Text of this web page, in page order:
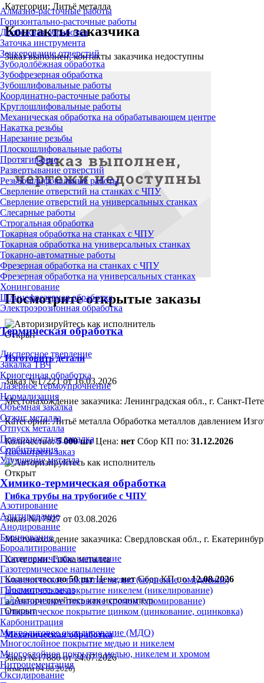
Алмазно-расточные работы
Горизонтально-расточные работы
Долбёжная обработка
Заточка инструмента
Зенкерование отверстий
Зубодолбёжная обработка
Зубофрезерная обработка
Зубошлифовальные работы
Координатно-расточные работы
Круглошлифовальные работы
Механическая обработка на обрабатывающем центре
Накатка резьбы
Нарезание резьбы
Плоскошлифовальные работы
Протягивание
Развертывание отверстий
Резьбошлифовальные работы
Сверление отверстий на станках с ЧПУ
Сверление отверстий на универсальных станках
Слесарные работы
Строгальная обработка
Токарная обработка на станках с ЧПУ
Токарная обработка на универсальных станках
Токарно-автоматные работы
Фрезерная обработка на станках с ЧПУ
Фрезерная обработка на универсальных станках
Хонингование
Шлицефрезерная обработка
Электроэрозионная обработка
Термическая обработка
Дисперсное твердение
Закалка ТВЧ
Криогенная обработка
Лазерное термоупрочнение
Нормализация
Объёмная закалка
Отжиг металла
Отпуск металла
Поверхностная закалка
Сорбитизация
Улучшение металла
Химико-термическая обработка
Азотирование
Алитирование
Анодирование
Борирование
Бороалитирование
Газодинамическое напыление
Газотермическое напыление
Гальваническое покрытие медью (меднение, омеднение)
Гальваническое покрытие никелем (никелирование)
Гальваническое покрытие хромом (хромирование)
Гальваническое покрытие цинком (цинкование, оцинковка)
Карбонитрация
Микродуговое оксидирование (МДО)
Многослойное покрытие медью и никелем
Многослойное покрытие медью, никелем и хромом
Нитроцементация
Оксидирование
Категории: Литьё металла
Контакты заказчика
Заказ выполнен, контакты заказчика недоступны
Посмотрите открытые заказы
Открыт
Изготовить детали
Заказ №17221 от 16.03.2026
Местонахождение заказчика: Ленинградская обл., г. Санкт-
Категории:Литьё металла Обработка металлов давлением
Количество:5 000 шт Цена: нет Сбор КП по: 31.12.2026
Посмотреть заказ
Открыт
Гибка трубы на трубогибе с ЧПУ
Заказ №17927 от 03.08.2026
Местонахождение заказчика: Свердловская обл., г.
Категории:Гибка металла
Количество:по 50 шт Цена:нет Сбор КП по:12.08.2026
Посмотреть заказ
Открыт
Механическая обработка
Заказ №17880 от 24.07.2026
(изменен 04.08.2026)